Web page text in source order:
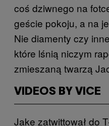
coś dziwnego na
geście pokoju, a na
Nie diamenty czy
które lśnią niczym
zmieszaną twarzą
VIDEOS BY VICE
Jake zatwittował do